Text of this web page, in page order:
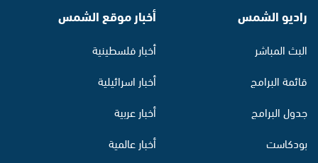
راديو الشمس
البث المباشر
قائمة البرامج
جدول البرامج
بودكاست
أخبار موقع الشمس
أخبار فلسطينية
أخبار اسرائيلية
أخبار عربية
أخبار عالمية